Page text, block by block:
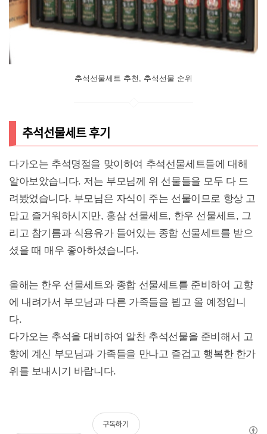
추석선물세트 추천, 추석선물 순위
추석선물세트 후기
다가오는 추석명절을 맞이하여 추석선물세트들에 대해
알아보았습니다. 저는 부모님께 위 선물들을 모두 다 드
려봤었습니다. 부모님은 자식이 주는 선물이므로 항상 고
맙고 즐거워하시지만, 홍삼 선물세트, 한우 선물세트, 그
리고 참기름과 식용유가 들어있는 종합 선물세트를 받으
셨을 때 매우 좋아하셨습니다.
올해는 한우 선물세트와 종합 선물세트를 준비하여 고향
에 내려가서 부모님과 다른 가족들을 뵙고 올 예정입니
다.
다가오는 추석을 대비하여 알찬 추석선물을 준비해서 고
향에 계신 부모님과 가족들을 만나고 즐겁고 행복한 한가
위를 보내시기 바랍니다.
구독하기